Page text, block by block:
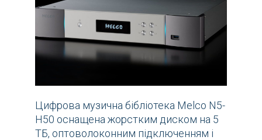
Цифрова музична бібліотека Melco N5-
H50 оснащена жорстким диском на 5
ТБ, оптоволоконним підключенням і